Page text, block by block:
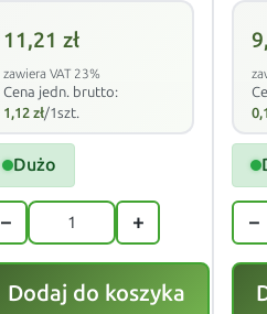
11,21zł
zawiera VAT 23%
Cena jedn. brutto:
1,12zł/1szt.
Dużo
− +
Dodaj do koszyka
−